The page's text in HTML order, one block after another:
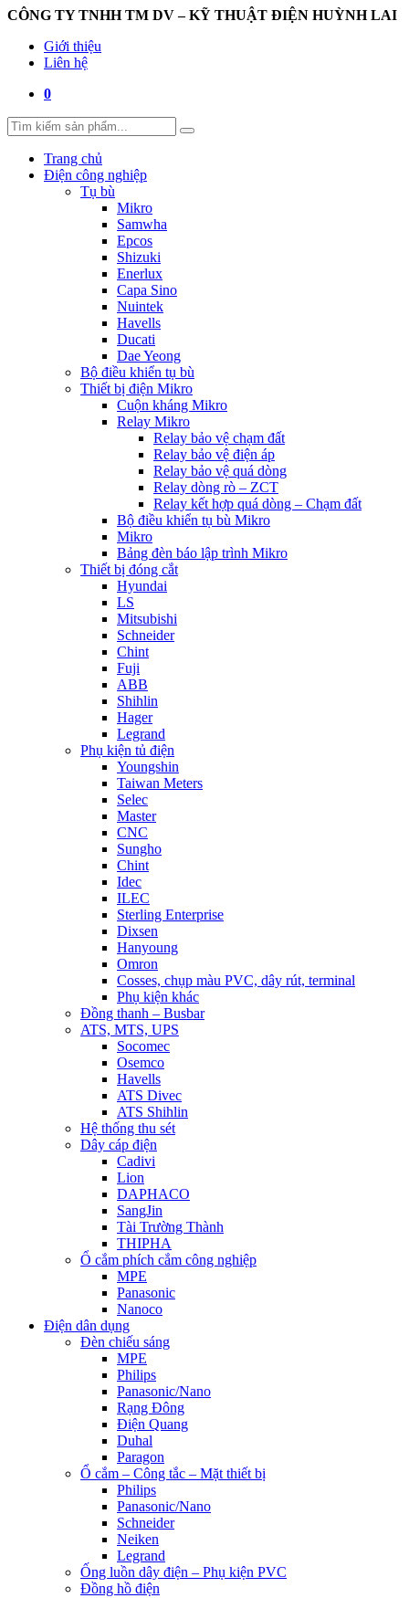
CÔNG TY TNHH TM DV – KỸ THUẬT ĐIỆN HUỲNH LAI
Giới thiệu
Liên hệ
0
Trang chủ
Điện công nghiệp
Tụ bù
Mikro
Samwha
Epcos
Shizuki
Enerlux
Capa Sino
Nuintek
Havells
Ducati
Dae Yeong
Bộ điều khiển tụ bù
Thiết bị điện Mikro
Cuộn kháng Mikro
Relay Mikro
Relay bảo vệ chạm đất
Relay bảo vệ điện áp
Relay bảo vệ quá dòng
Relay dòng rò – ZCT
Relay kết hợp quá dòng – Chạm đất
Bộ điều khiển tụ bù Mikro
Mikro
Bảng đèn báo lập trình Mikro
Thiết bị đóng cắt
Hyundai
LS
Mitsubishi
Schneider
Chint
Fuji
ABB
Shihlin
Hager
Legrand
Phụ kiện tủ điện
Youngshin
Taiwan Meters
Selec
Master
CNC
Sungho
Chint
Idec
ILEC
Sterling Enterprise
Dixsen
Hanyoung
Omron
Cosses, chụp màu PVC, dây rút, terminal
Phụ kiện khác
Đồng thanh – Busbar
ATS, MTS, UPS
Socomec
Osemco
Havells
ATS Divec
ATS Shihlin
Hệ thống thu sét
Dây cáp điện
Cadivi
Lion
DAPHACO
SangJin
Tài Trường Thành
THIPHA
Ổ cắm phích cắm công nghiệp
MPE
Panasonic
Nanoco
Điện dân dụng
Đèn chiếu sáng
MPE
Philips
Panasonic/Nano
Rạng Đông
Điện Quang
Duhal
Paragon
Ổ cắm – Công tắc – Mặt thiết bị
Philips
Panasonic/Nano
Schneider
Neiken
Legrand
Ống luồn dây điện – Phụ kiện PVC
Đồng hồ điện